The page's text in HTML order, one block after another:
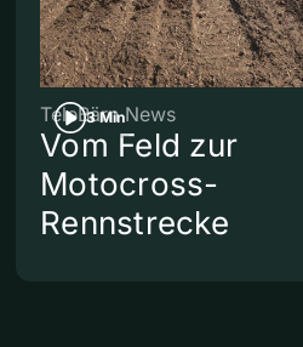
3 Min
TeleBärn News
Vom Feld zur
Motocross-
Rennstrecke